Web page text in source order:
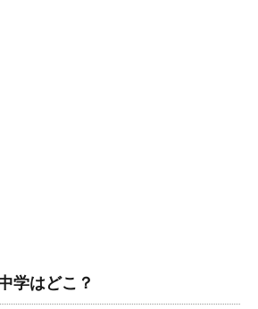
学はどこ？